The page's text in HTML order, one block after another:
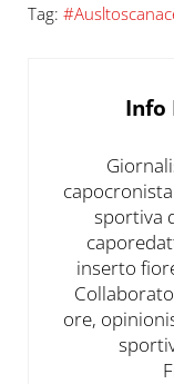
Tag:
Info
sportiva
inserto
ore,